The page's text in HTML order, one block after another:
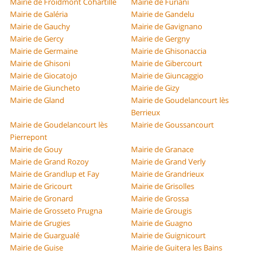
Mairie de Galéria
Mairie de Gandelu
Mairie de Gauchy
Mairie de Gavignano
Mairie de Gercy
Mairie de Gergny
Mairie de Germaine
Mairie de Ghisonaccia
Mairie de Ghisoni
Mairie de Gibercourt
Mairie de Giocatojo
Mairie de Giuncaggio
Mairie de Giuncheto
Mairie de Gizy
Mairie de Gland
Mairie de Goudelancourt lès
Berrieux
Mairie de Goudelancourt lès
Pierrepont
Mairie de Goussancourt
Mairie de Gouy
Mairie de Granace
Mairie de Grand Rozoy
Mairie de Grand Verly
Mairie de Grandlup et Fay
Mairie de Grandrieux
Mairie de Gricourt
Mairie de Grisolles
Mairie de Gronard
Mairie de Grossa
Mairie de Grosseto Prugna
Mairie de Grougis
Mairie de Grugies
Mairie de Guagno
Mairie de Guargualé
Mairie de Guignicourt
Mairie de Guise
Mairie de Guitera les Bains